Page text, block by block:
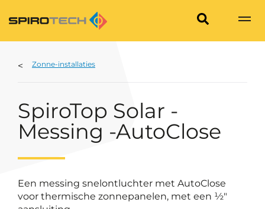
Zonne-installaties
SpiroTop Solar -
Messing -AutoClose
Een messing snelontluchter met AutoClose
voor thermische zonnepanelen, met een ½"